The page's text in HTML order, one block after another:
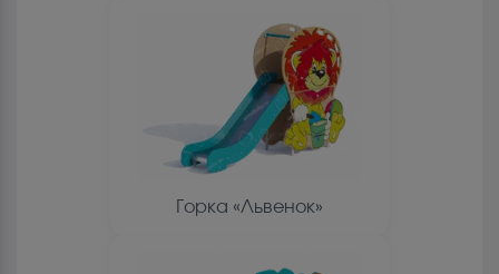
Горка «Львенок»